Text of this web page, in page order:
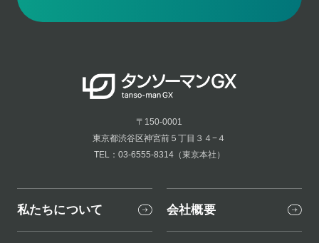
〒150-0001
東京都渋谷区神宮前５丁目３４−４
TEL：03-6555-8314（東京本社）
私たちについて 会社概要